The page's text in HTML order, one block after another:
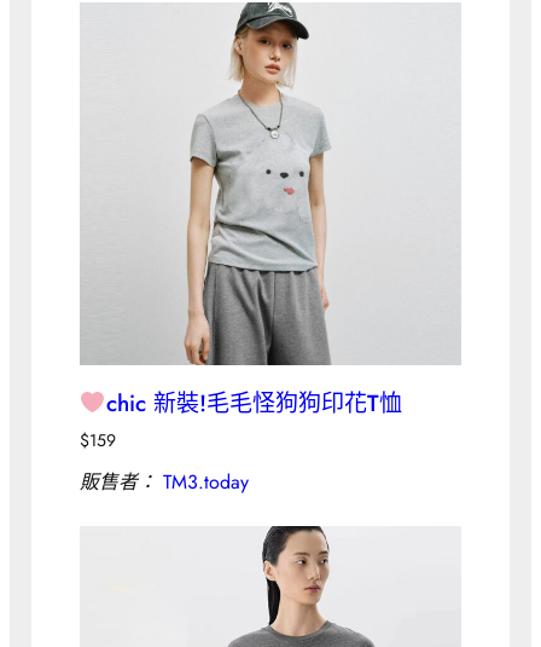
chic 新裝!毛毛怪狗狗印花T恤
$159
販售者： TM3.today